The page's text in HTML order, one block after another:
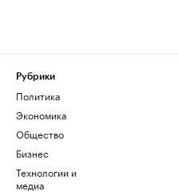
Рубрики
Политика
Экономика
Общество
Бизнес
Технологии и
медиа